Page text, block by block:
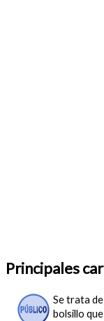
Principales
Se trata
bolsillo